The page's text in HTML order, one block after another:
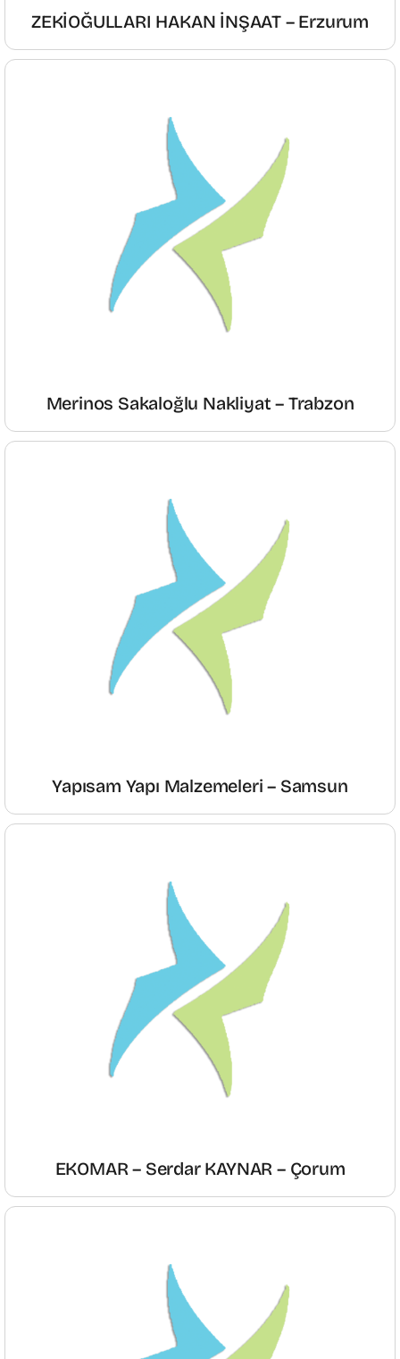
ZEKİOĞULLARI HAKAN İNŞAAT – Erzurum
Merinos Sakaloğlu Nakliyat – Trabzon
Yapısam Yapı Malzemeleri – Samsun
EKOMAR – Serdar KAYNAR – Çorum